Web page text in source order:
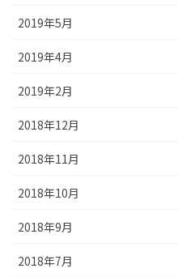
2019年5月
2019年4月
2019年2月
2018年12月
2018年11月
2018年10月
2018年9月
2018年7月